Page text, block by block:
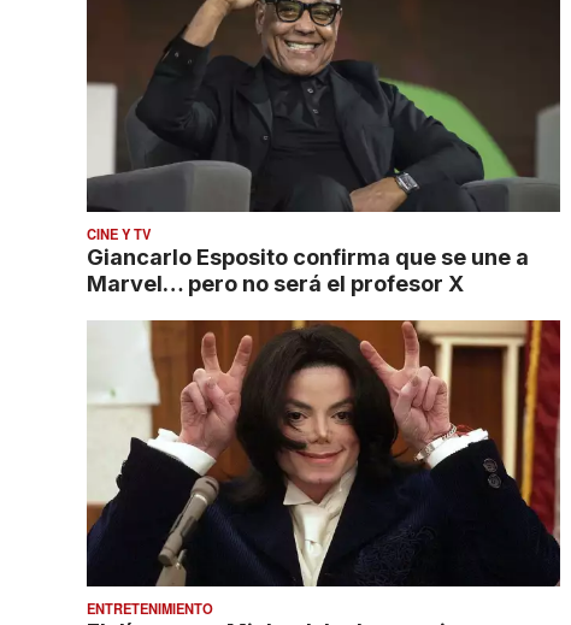
CINE Y TV
Giancarlo Esposito confirma que se une a
Marvel… pero no será el profesor X
ENTRETENIMIENTO